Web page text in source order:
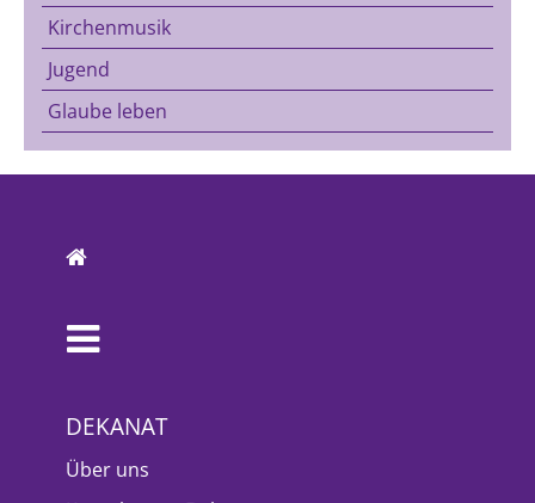
Kirchenmusik
Jugend
Glaube leben
DEKANAT
Über uns